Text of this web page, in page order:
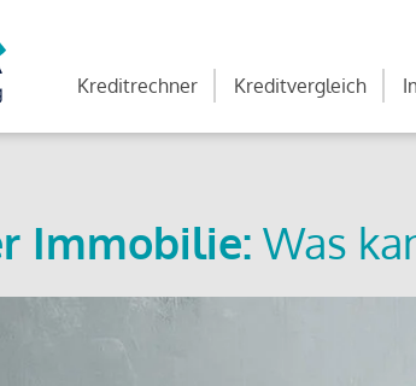
Kreditrechner Kreditvergleich
Immobilie: Was